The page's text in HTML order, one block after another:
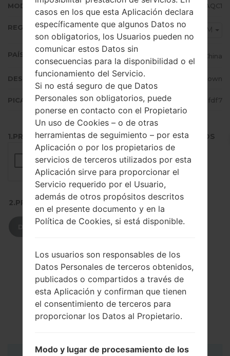
MODEM/CP VERSIÓN G3568VZMS0AQC1
REGIÓN CHM
PAÍS (UN/EL PAÍS) China
DESCRIPCIÓN Unknown
PICADILLO 9d3b1dc45b49118691163e43a542fdf7
1.PRESIONE EL BOTÓN PARA CARGAR LOS ARCHIVOS
2.PRESIONE PARA DESCARGAR
DESCARGAR
casos en los que esta Aplicación declara
específicamente que algunos Datos no
son obligatorios, los Usuarios pueden no
comunicar estos Datos sin
consecuencias para la disponibilidad o el
funcionamiento del Servicio.
Si no está seguro de que Datos
Personales son obligatorios, puede
ponerse en contacto con el Propietario
Un uso de Cookies – o de otras
herramientas de seguimiento – por esta
Aplicación o por los propietarios de
servicios de terceros utilizados por esta
Aplicación sirve para proporcionar el
Servicio requerido por el Usuario,
además de otros propósitos descritos
en el presente documento y en la
Política de Cookies, si está disponible.
Los usuarios son responsables de los
Datos Personales de terceros obtenidos,
publicados o compartidos a través de
esta Aplicación y confirman que tienen
el consentimiento de terceros para
proporcionar los Datos al Propietario.
Modo y lugar de procesamiento de los